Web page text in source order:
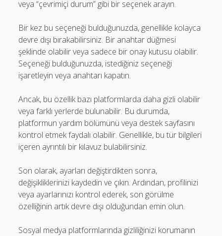
veya “çevrimiçi durum” gibi bir seçenek arayın.
Bir kez bu seçeneği bulduğunuzda, genellikle kolayca
devre dışı bırakabilirsiniz. Bir anahtar düğmesi
şeklinde olabilir veya sadece bir onay kutusu olabilir.
Seçeneği bulduğunuzda, istediğiniz seçeneği
işaretleyin veya anahtarı kapatın.
Ancak, bu özellik bazı platformlarda daha gizli olabilir
veya farklı yerlerde bulunabilir. Bu durumda,
platformun yardım bölümünü veya destek sayfasını
kontrol etmek faydalı olabilir. Genellikle, bu tür bilgileri
içeren ayrıntılı bir kılavuz bulabilirsiniz.
Son olarak, ayarları değiştirdikten sonra,
değişikliklerinizi kaydedin ve çıkın. Ardından, profilinizi
veya ayarlarınızı kontrol ederek, son görülme
özelliğinin artık devre dışı olduğundan emin olun.
Sosyal medya platformlarında gizliliğinizi korumanın